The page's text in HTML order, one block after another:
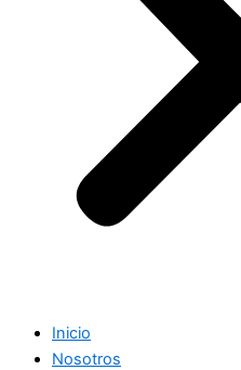
Inicio
Nosotros